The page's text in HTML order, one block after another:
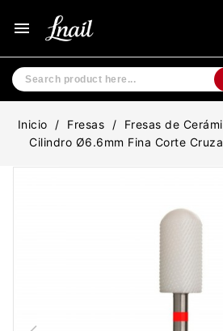
menu
Inicio Fresas Fresas de
Cilindro Ø6.6mm Fina Corte